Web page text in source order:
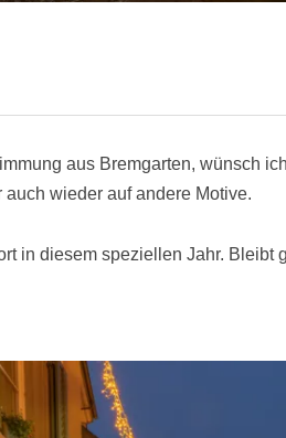
aus Bremgarten, wünsch
wieder auf andere Motive.
in diesem speziellen Jahr. Bleibt